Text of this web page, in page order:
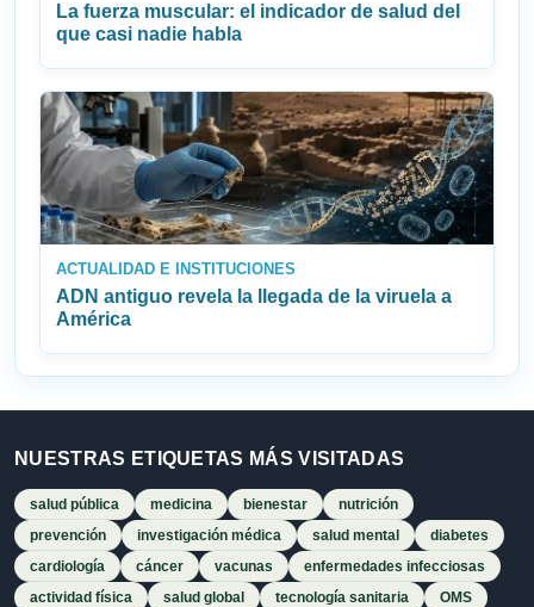
La fuerza muscular: el indicador de salud del
que casi nadie habla
ACTUALIDAD E INSTITUCIONES
ADN antiguo revela la llegada de la viruela a
América
NUESTRAS ETIQUETAS MÁS VISITADAS
salud pública medicina bienestar
nutrición
prevención
investigación médica salud mental
diabetes
cardiología
cáncer vacunas
enfermedades infecciosas
actividad física
salud global tecnología sanitaria
OMS